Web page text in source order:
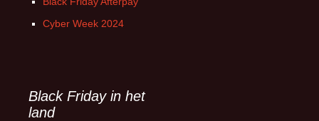
Cyber Week 2024
Black Friday in het
land